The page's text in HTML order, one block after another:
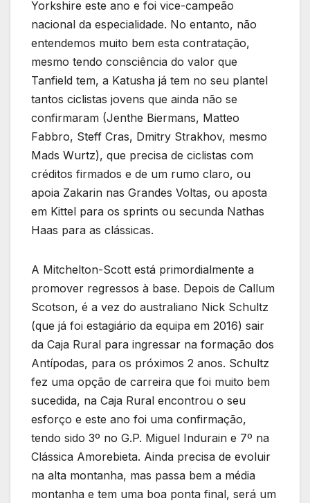
Yorkshire este ano e foi vice-campeão
nacional da especialidade. No entanto, não
entendemos muito bem esta contratação,
mesmo tendo consciência do valor que
Tanfield tem, a Katusha já tem no seu plantel
tantos ciclistas jovens que ainda não se
confirmaram (Jenthe Biermans, Matteo
Fabbro, Steff Cras, Dmitry Strakhov, mesmo
Mads Wurtz), que precisa de ciclistas com
créditos firmados e de um rumo claro, ou
apoia Zakarin nas Grandes Voltas, ou aposta
em Kittel para os sprints ou secunda Nathas
Haas para as clássicas.
A Mitchelton-Scott está primordialmente a
promover regressos à base. Depois de Callum
Scotson, é a vez do australiano Nick Schultz
(que já foi estagiário da equipa em 2016) sair
da Caja Rural para ingressar na formação dos
Antípodas, para os próximos 2 anos. Schultz
fez uma opção de carreira que foi muito bem
sucedida, na Caja Rural encontrou o seu
esforço e este ano foi uma confirmação,
tendo sido 3º no G.P. Miguel Indurain e 7º na
Clássica Amorebieta. Ainda precisa de evoluir
na alta montanha, mas passa bem a média
montanha e tem uma boa ponta final, será um